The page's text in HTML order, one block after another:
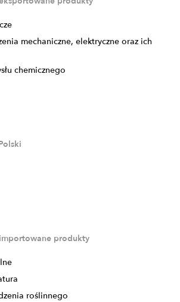
mechaniczne, elektryczne oraz ich
chemicznego
produkty
roślinnego